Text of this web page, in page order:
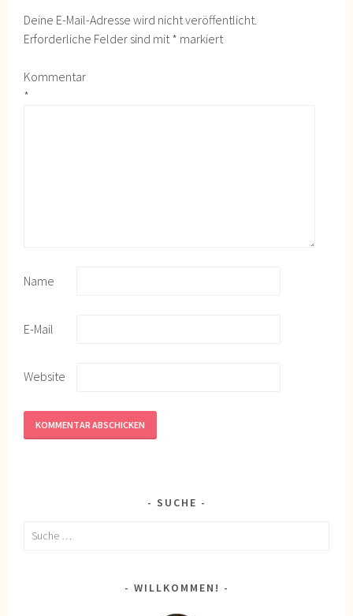
Deine E-Mail-Adresse wird nicht veröffentlicht.
Erforderliche Felder sind mit * markiert
Kommentar
*
Name
E-Mail
Website
SUCHE
Suche
WILLKOMMEN!